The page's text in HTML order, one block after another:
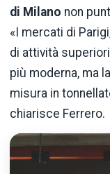
di Milano non
«I mercati di
di attività
più moderna, ma la
misura in
chiarisce Ferrero.